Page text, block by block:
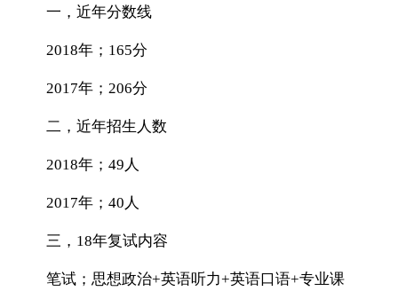
一，近年分数线
2018年；165分
2017年；206分
二，近年招生人数
2018年；49人
2017年；40人
三，18年复试内容
笔试；思想政治+英语听力+英语口语+专业课